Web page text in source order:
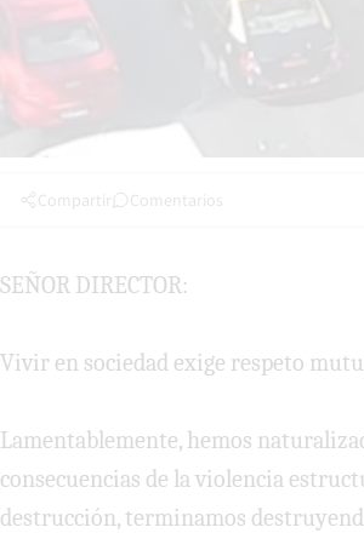
Compartir Comentarios
SEÑOR DIRECTOR:
Vivir en sociedad exige respeto
Lamentablemente, hemos
consecuencias de la violencia
destrucción, terminamos